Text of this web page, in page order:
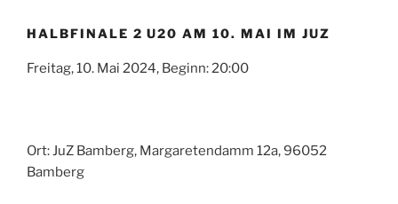
HALBFINALE 2 U20 AM 10. MAI IM JUZ
Freitag, 10. Mai 2024, Beginn: 20:00
Ort: JuZ Bamberg, Margaretendamm 12a, 96052
Bamberg